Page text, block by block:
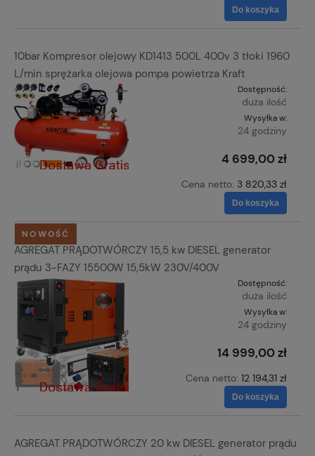
Do koszyka
10bar Kompresor olejowy KD1413 500L 400v 3 tłoki 1960
L/min sprężarka olejowa pompa powietrza Kraft
Dostępność:
duża ilość
Wysyłka w:
24 godziny
4 699,00 zł
Cena netto: 3 820,33 zł
Do koszyka
AGREGAT PRĄDOTWÓRCZY 15,5 kw DIESEL generator
prądu 3-FAZY 15500W 15,5kW 230V/400V
Dostępność:
duża ilość
Wysyłka w:
24 godziny
14 999,00 zł
Cena netto: 12 194,31 zł
Do koszyka
NOWOŚĆ
AGREGAT PRĄDOTWÓRCZY 20 kw DIESEL generator prądu